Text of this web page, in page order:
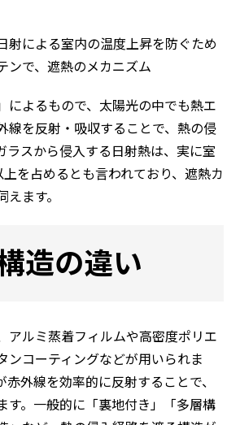
射による室内の温度上昇を防ぐため
で、 遮熱のメカニズム
によるもので、太陽光の中でも熱エ
線を反射・吸収することで、熱の侵
ラスから侵入する日射熱は、実に室
を占めるとも言われており、遮熱カ
ます。
造の違い
アルミ蒸着フィルムや高密度ポリエ
ンコーティングなどが用いられま
赤外線を効率的に反射することで、
す。一般的に「裏地付き」「多層構